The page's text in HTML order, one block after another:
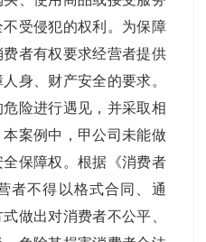
受侵犯的权利。为保障
者有权要求经营者提供
身、财产安全的要求。
险进行遇见，并采取相
案例中，甲公司未能做
保障权。根据《消费者
者不得以格式合同、通
做出对消费者不公平、